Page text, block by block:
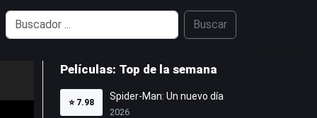
Buscar
Películas: Top de la semana
⭐ 7.98
Spider-Man: Un nuevo día
2026